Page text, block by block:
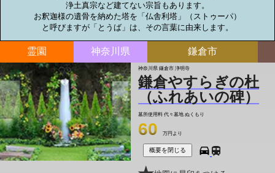
浄土真宗など建てない宗旨もあります。
お釈迦様の遺骨を納めた塔を「仏舎利塔」（ストゥーパ）
と呼びますが「とうば」は、その言葉に由来します。
霊園 神奈川県 鎌倉市
神奈川県 鎌倉市 浄明寺
鎌倉やすらぎの杜
（ふれあいの碑）
墓所使用料 代々墓地 ぬくもり
60 万円より
概要を閉じる